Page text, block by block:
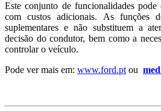
Este conjunto de funcionalidades
com custos adicionais. As funções
suplementares e não substituem a
decisão do condutor, bem como a
controlar o veículo.
Pode ver mais em: www.ford.pt ou